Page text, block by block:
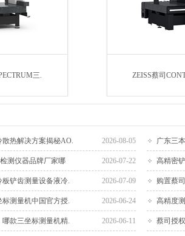
三. ZEISS蔡司
2026-08-05
热解决方案揭秘AO. 广东三
2026-07-22
测仪器品牌厂家哪 高精密
2026-07-09
铲齿测量设备液冷. 购置蔡
2026-06-24
测量机中国官方授. 高精度
2026-06-11
款三坐标测量机精. 蔡司授